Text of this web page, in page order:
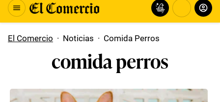
El Comercio · Noticias · Comida Perros
comida perros